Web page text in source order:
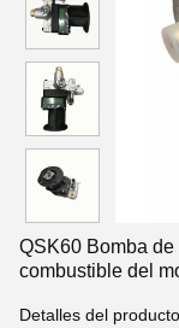
QSK60 Bomba
combustible del
Detalles del producto